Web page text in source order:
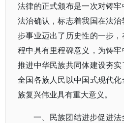
法律的正式颁布是一次对铸
法治确认，标志着我国在法
步事业迈出了历史性的一步
程中具有里程碑意义，为铸牢
推进中华民族共同体建设夯
全国各族人民以中国式现代
族复兴伟业具有重大意义。
一、民族团结进步促进